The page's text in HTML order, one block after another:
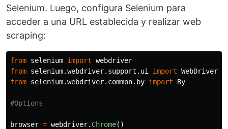
Selenium. Luego, configura Selenium para
acceder a una URL establecida y realizar web
scraping:
from selenium import webdriver
from selenium.webdriver.support.ui import
from selenium.webdriver.common.by import By
browser = webdriver. Chrome()